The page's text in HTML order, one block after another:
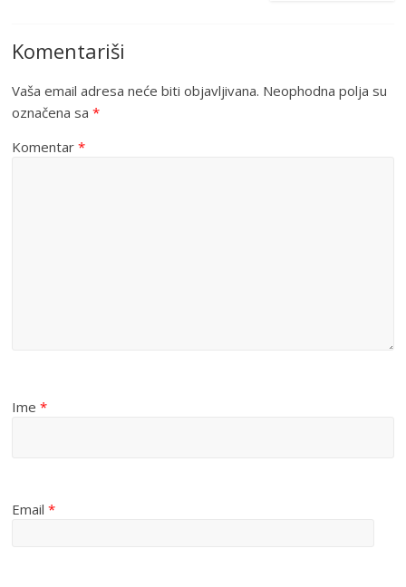
Komentariši
Vaša email adresa neće biti objavljivana. Neophodna polja su
označena sa*
Komentar*
Ime*
Email*